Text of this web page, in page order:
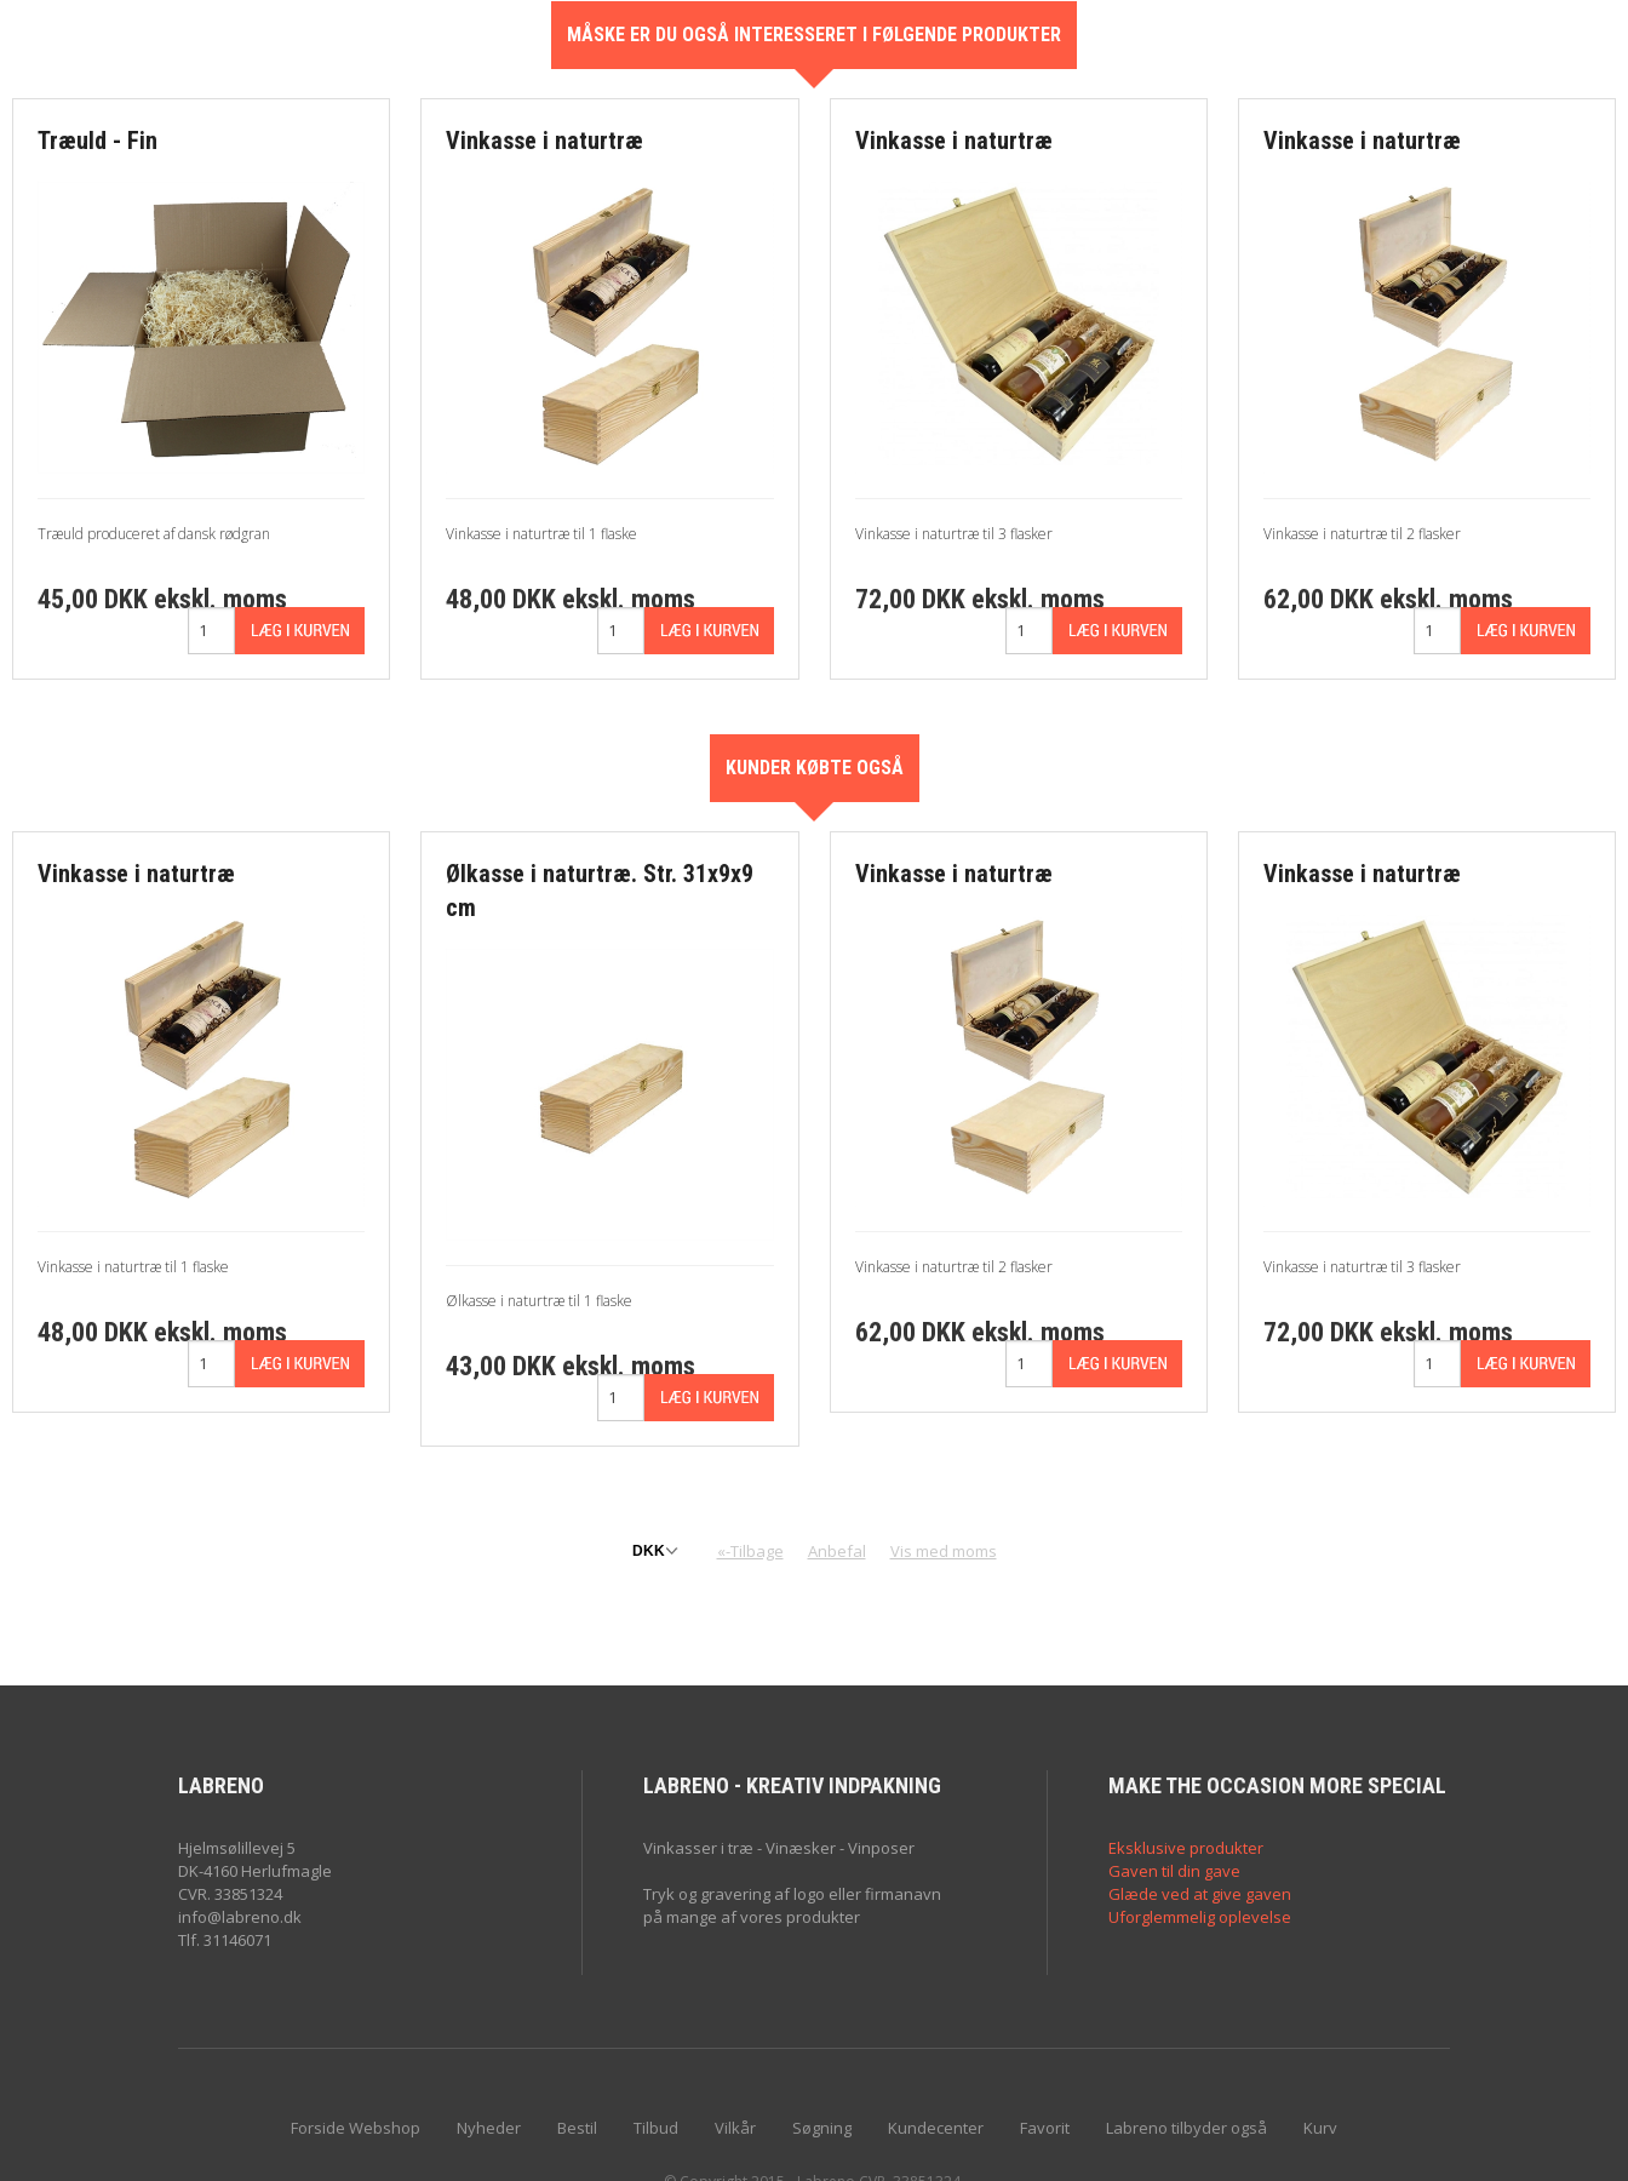
MÅSKE ER DU OGSÅ INTERESSERET I FØLGENDE PRODUKTER
Træuld - Fin
Træuld produceret af dansk rødgran
45,00 DKK ekskl. moms
Vinkasse i naturtræ
Vinkasse i naturtræ til 1 flaske
48,00 DKK ekskl. moms
Vinkasse i naturtræ
Vinkasse i naturtræ til 3 flasker
72,00 DKKekskl. moms
Vinkasse i naturtræ
Vinkasse i naturtræ til 2 flasker
62,00 DKKekskl. moms
KUNDER KØBTE OGSÅ
Vinkasse i naturtræ
Vinkasse i naturtræ til 1 flaske
48,00 DKK ekskl. moms
Ølkasse i naturtræ. Str. 31x9x9
cm
Ølkasse i naturtræ til 1 flaske
43,00 DKK ekskl. moms
Vinkasse i naturtræ
Vinkasse i naturtræ til 2 flasker
62,00 DKKekskl. moms
Vinkasse i naturtræ
Vinkasse i naturtræ til 3 flasker
72,00 DKKekskl. moms
«-Tilbage Anbefal Vis med moms
LABRENO
Hjelmsølillevej 5
DK-4160 Herlufmagle
CVR. 33851324
info@labreno.dk
Tlf. 31146071
LABRENO - KREATIV INDPAKNING
Vinkasser i træ - Vinæsker - Vinposer
Tryk og gravering af logo eller firmanavn
på mange af vores produkter
MAKE THE OCCASION MORE SPECIAL
Eksklusive produkter
Gaven til din gave
Glæde ved at give gaven
Uforglemmelig oplevelse
Forside Webshop Nyheder Bestil Tilbud Vilkår Søgning Kundecenter Favorit Labreno tilbyder også Kurv